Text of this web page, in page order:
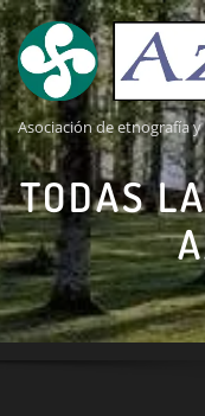
Saltar
al
contenido
Asociación de etnografía
TODAS